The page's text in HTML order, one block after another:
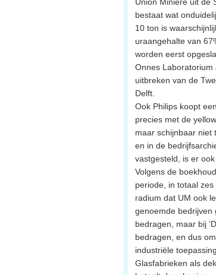
bestaat wat
10 ton is
uraangehalte van
worden eerst
Onnes Laboratorium
uitbreken van de
Delft.
Ook Philips koopt
precies met de
maar schijnbaar niet
en in de
vastgesteld, is er
Volgens de
periode, in totaal
radium dat UM ook
genoemde bedrijven
bedragen, maar bij
bedragen, en dus
industriële
Glasfabrieken als